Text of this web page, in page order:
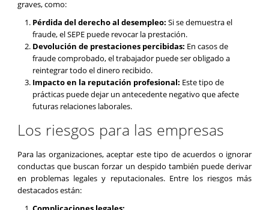
graves, como:
Pérdida del derecho al desempleo: Si se demuestra el
fraude, el SEPE puede revocar la prestación.
Devolución de prestaciones percibidas: En casos de
fraude comprobado, el trabajador puede ser obligado a
reintegrar todo el dinero recibido.
Impacto en la reputación profesional: Este tipo de
prácticas puede dejar un antecedente negativo que afecte
futuras relaciones laborales.
Los riesgos para las empresas
Para las organizaciones, aceptar este tipo de acuerdos o ignorar
conductas que buscan forzar un despido también puede derivar
en problemas legales y reputacionales. Entre los riesgos más
destacados están: